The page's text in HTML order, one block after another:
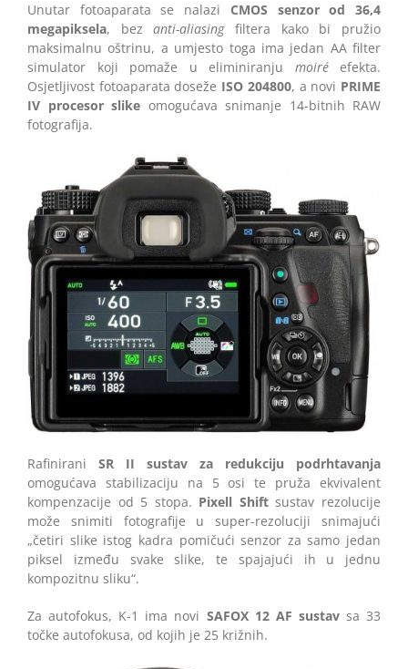
Unutar fotoaparata se nalazi CMOS senzor od 36,4
megapiksela, bezanti-aliasingfiltera kako bi pružio
maksimalnu oštrinu, a umjesto toga ima jedan AA filter
simulator koji pomaže u eliminiranju moiréefekta.
Osjetljivost fotoaparata doseže ISO 204800, a novi PRIME
IV procesor slike omogućava snimanje 14-bitnih RAW
fotografija.
Rafinirani SR II sustav za redukciju podrhtavanja
omogućava stabilizaciju na 5 osi te pruža ekvivalent
kompenzacije od 5 stopa. Pixell Shiftsustav rezolucije
može snimiti fotografije u super-rezoluciji snimajući
„četiri slike istog kadra pomičući senzor za samo jedan
piksel između svake slike, te spajajući ih u jednu
kompozitnu sliku“.
Za autofokus, K-1 ima novi SAFOX 12 AF sustavsa 33
točke autofokusa, od kojih je 25 križnih.